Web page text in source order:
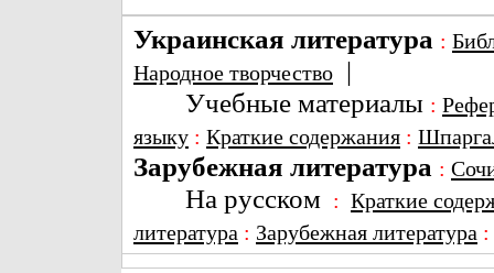
Украинская литература :
Народное творчество |
Учебные материалы :
языку : Краткие содержания :
Зарубежная литература :
На русском : Краткие
литература : Зарубежная литература